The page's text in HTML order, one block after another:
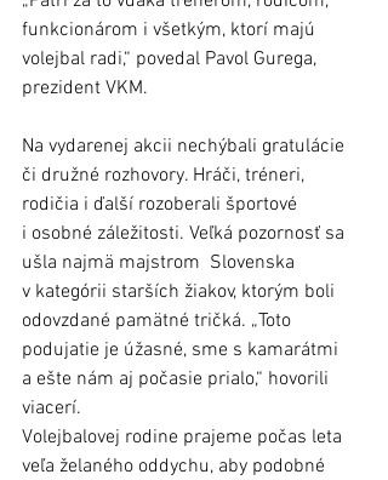
funkcionárom i všetkým, ktorí majú
volejbal radi,“ povedal Pavol Gurega,
prezident VKM.
Na vydarenej akcii nechýbali gratulácie
či družné rozhovory. Hráči, tréneri,
rodičia i ďalší rozoberali športové
i osobné záležitosti. Veľká pozornosť sa
ušla najmä majstrom  Slovenska
v kategórii starších žiakov, ktorým boli
odovzdané pamätné tričká. „Toto
podujatie je úžasné, sme s kamarátmi
a ešte nám aj počasie prialo,“ hovorili
viacerí.
Volejbalovej rodine prajeme počas leta
veľa želaného oddychu, aby podobné